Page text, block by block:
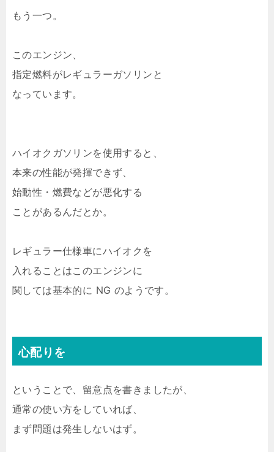
もう一つ。
このエンジン、
指定燃料がレギュラーガソリンと
なっています。
ハイオクガソリンを使用すると、
本来の性能が発揮できず、
始動性・燃費などが悪化する
ことがあるんだとか。
レギュラー仕様車にハイオクを
入れることはこのエンジンに
関しては基本的に NG のようです。
心配りを
ということで、留意点を書きましたが、
通常の使い方をしていれば、
まず問題は発生しないはず。